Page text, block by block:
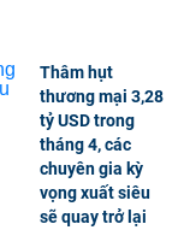
Thâm hụt
thương mại 3,28
tỷ USD trong
tháng 4, các
chuyên gia kỳ
vọng xuất siêu
sẽ quay trở lại